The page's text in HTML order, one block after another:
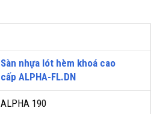
Sàn nhựa lót hèm khoá cao
cấp ALPHA-FL.DN
ALPHA 190